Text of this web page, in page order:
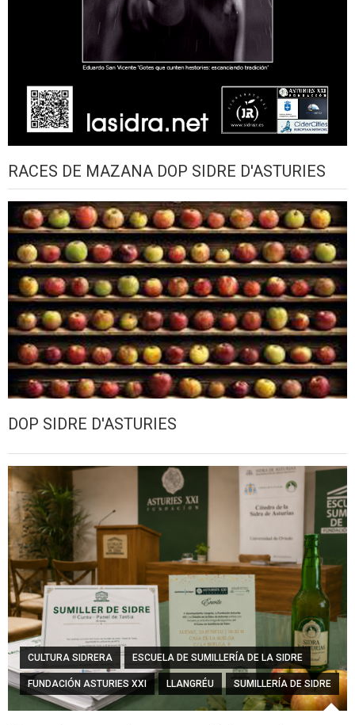
RACES DE MAZANA DOP SIDRE D'ASTURIES
DOP SIDRE D'ASTURIES
CULTURA SIDRERA ESCUELA DE SUMILLERÍA DE LA SIDRE
FUNDACIÓN ASTURIES XXI LLANGRÉU SUMILLERÍA DE SIDRE